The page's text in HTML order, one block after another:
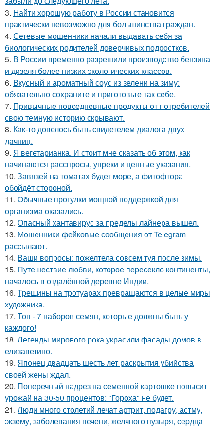
3. Найти хорошую работу в России становится
практически невозможно для большинства граждан.
4. Сетевые мошенники начали выдавать себя за
биологических родителей доверчивых подростков.
5. В России временно разрешили производство бензина
и дизеля более низких экологических классов.
6. Вкусный и ароматный соус из зелени на зиму:
обязательно сохраните и приготовьте так себе.
7. Привычные повседневные продукты от потребителей
свою темную историю скрывают.
8. Как-то довелось быть свидетелем диалога двух
дачниц.
9. Я вегетарианка. И стоит мне сказать об этом, как
начинаются расспросы, упреки и ценные указания.
10. Завязей на томатах будет море, а фитофтора
обойдёт стороной.
11. Обычные прогулки мощной поддержкой для
организма оказались.
12. Опасный хантавирус за пределы лайнера вышел.
13. Мошенники фейковые сообщения от Telegram
рассылают.
14. Ваши вопросы: пожелтела совсем туя после зимы.
15. Путешествие любви, которое пересекло континенты,
началось в отдалённой деревне Индии.
16. Трещины на тротуарах превращаются в целые миры
художника.
17. Топ - 7 наборов семян, которые должны быть у
каждого!
18. Легенды мирового рока украсили фасады домов в
елизаветино.
19. Японец двадцать шесть лет раскрытия убийства
своей жены ждал.
20. Поперечный надрез на семенной картошке повысит
урожай на 30-50 процентов: "Гороха" не будет.
21. Люди много столетий лечат артрит, подагру, астму,
экзему, заболевания печени, желчного пузыря, сеpдца